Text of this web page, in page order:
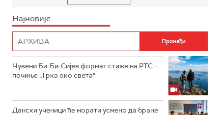
Најновије
Чувени Би-Би-Сијев формат стиже на РТС –
почиње „Трка око света“
Дански ученици ће морати усмено да бране